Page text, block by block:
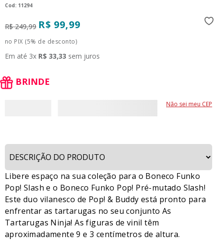
: 11294
R$ 249,99 R$ 99,99
no PIX (5% de desconto)
Em até 3x R$ 33,33 sem juros
BRINDE
Não sei meu CEP
Libere espaço na sua coleção para o Boneco Funko
Pop! Slash e o Boneco Funko Pop! Pré-mutado Slash!
Este duo vilanesco de Pop! & Buddy está pronto para
enfrentar as tartarugas no seu conjunto As
Tartarugas Ninja! As figuras de vinil têm
aproximadamente 9 e 3 centímetros de altura.